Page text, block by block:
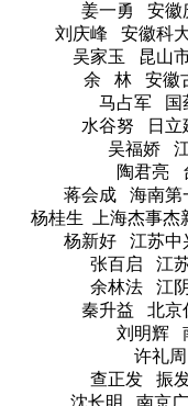
姜一勇 安徽
刘庆峰 安徽科
吴家玉 昆山
余 林 安徽
马占军 国
水谷努 日立
吴福娇
陶君亮
蒋会成 海南第
杨桂生 上海杰事杰
杨新好 江苏中
张百启 江
余林法 江
秦升益 北京
刘明辉
许礼
查正发 振
沈长明 南京